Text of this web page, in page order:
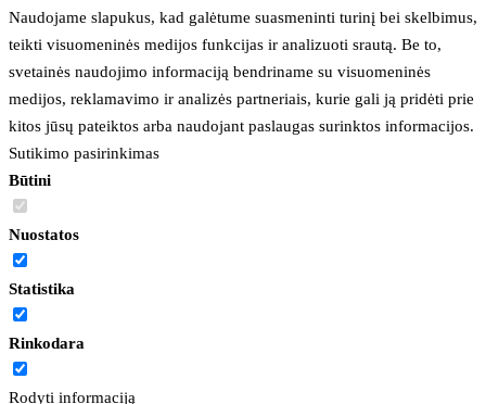
Naudojame slapukus, kad galėtume suasmeninti turinį bei skelbimus,
teikti visuomeninės medijos funkcijas ir analizuoti srautą. Be to,
svetainės naudojimo informaciją bendriname su visuomeninės
medijos, reklamavimo ir analizės partneriais, kurie gali ją pridėti prie
kitos jūsų pateiktos arba naudojant paslaugas surinktos informacijos.
Sutikimo pasirinkimas
Būtini
Nuostatos
Statistika
Rinkodara
Rodyti informaciją